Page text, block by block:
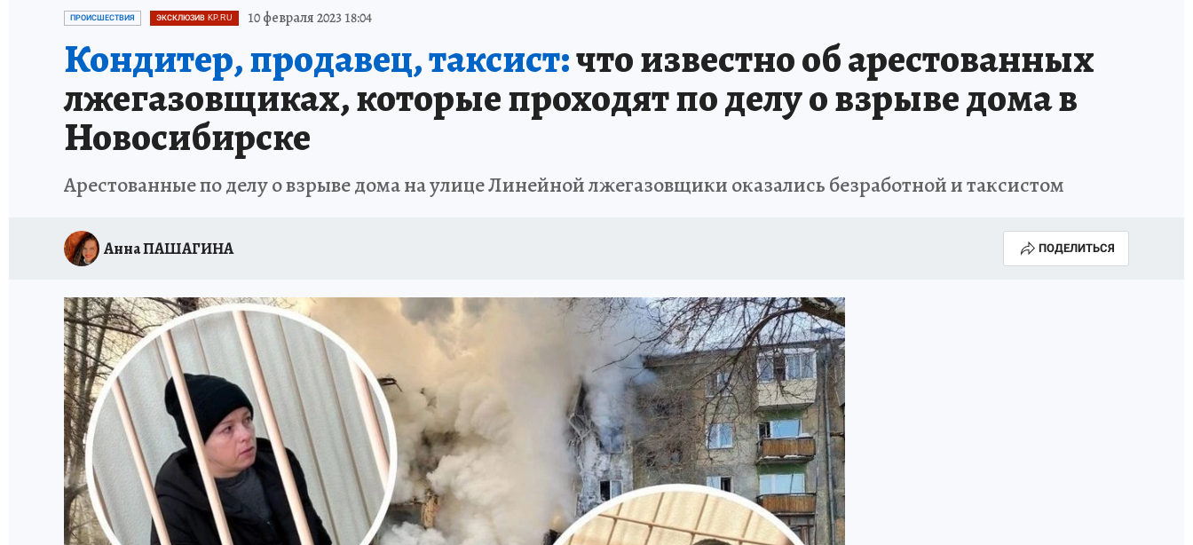
ОТДЫХ В РОССИИ ЗАПОВЕДНАЯ РОССИЯ
ПРОИСШЕСТВИЯ ЭКСКЛЮЗИВ KP.RU 10 февраля 2023 18:04
Кондитер, продавец, таксист:что известно об арестованных
лжегазовщиках, которые проходят по делу о взрыве дома в
Новосибирске
Арестованные по делу о взрыве дома на улице Линейной лжегазовщики оказались безработной и таксистом
Анна ПАШАГИНА ПОДЕЛИТЬСЯ